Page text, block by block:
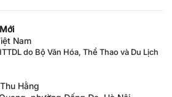
Nam
do Bộ Văn Hóa, Thể Thao và Du Lịch
Hằng